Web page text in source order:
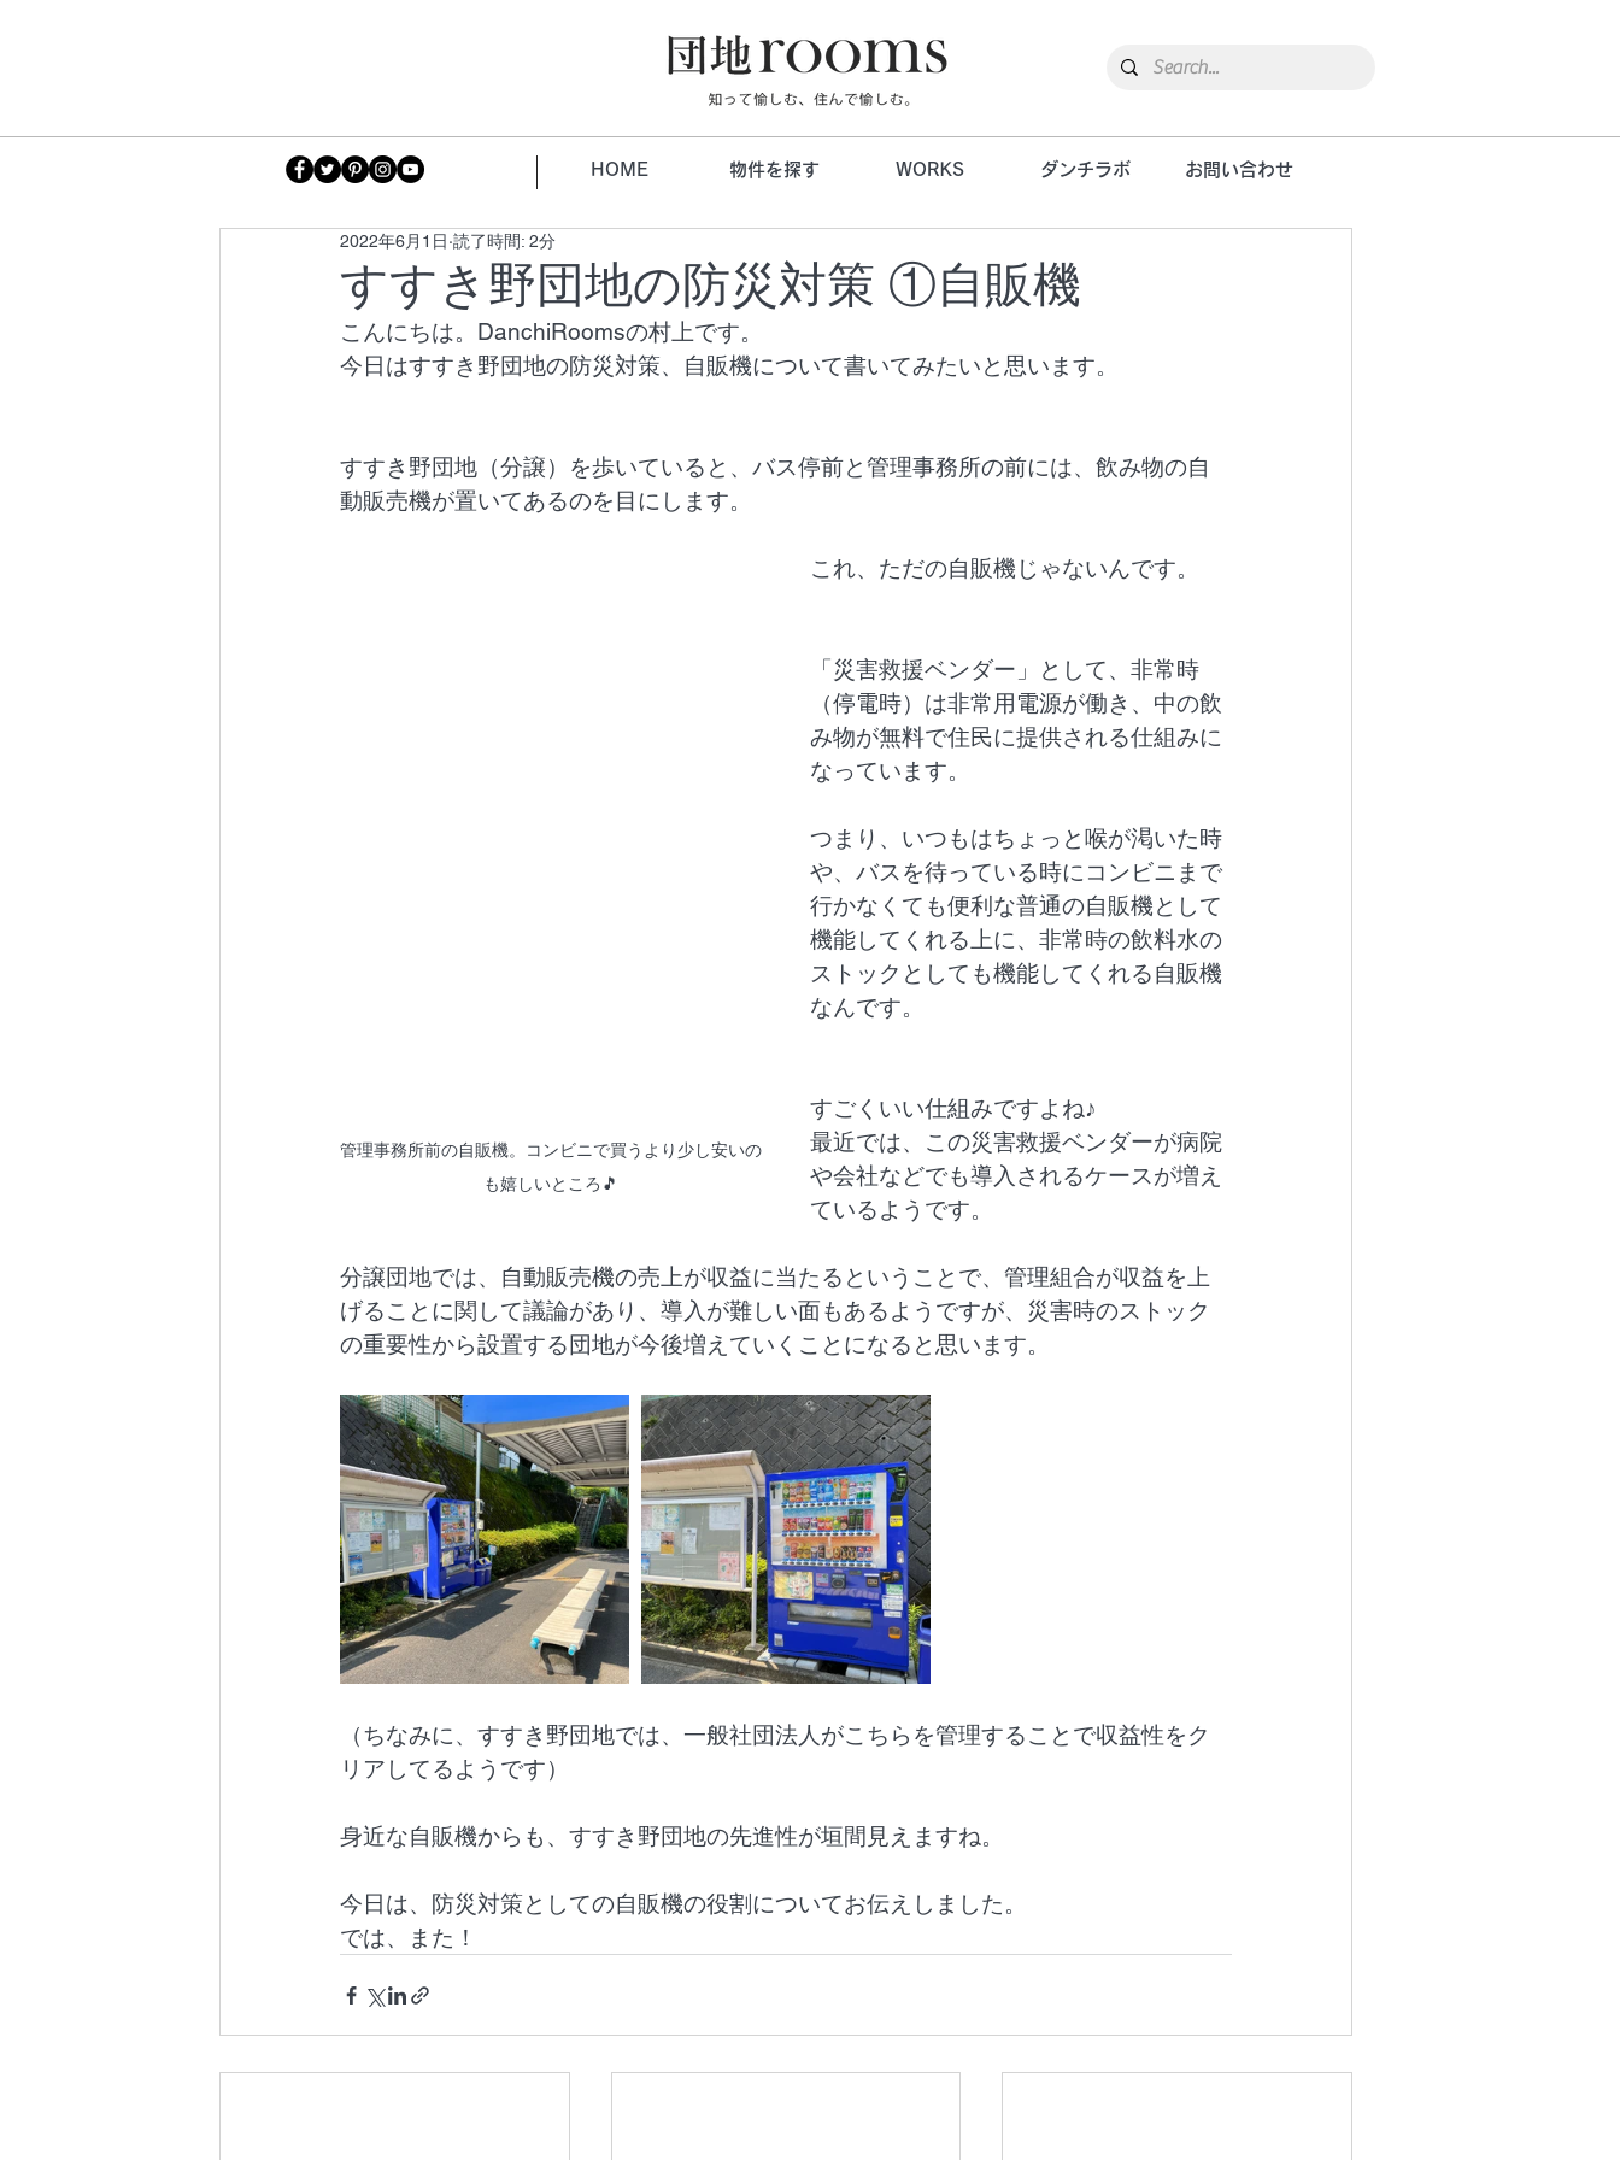
HOME 物件を探す WORKS ダンチラボ お問い合わせ
すすき野団地の防災対策 ①自販機
2022年6月1日 読了時間: 2分
こんにちは。DanchiRoomsの村上です。
今日はすすき野団地の防災対策、自販機について書いてみたいと思います。
すすき野団地（分譲）を歩いていると、バス停前と管理事務所の前には、飲み物の自
動販売機が置いてあるのを目にします。
管理事務所前の自販機。コンビニで買うより少し安いの
も嬉しいところ🎵
これ、ただの自販機じゃないんです。
「災害救援ベンダー」として、非常時
（停電時）は非常用電源が働き、中の飲
み物が無料で住民に提供される仕組みに
なっています。
つまり、いつもはちょっと喉が渇いた時
や、バスを待っている時にコンビニまで
行かなくても便利な普通の自販機として
機能してくれる上に、非常時の飲料水の
ストックとしても機能してくれる自販機
なんです。
すごくいい仕組みですよね♪
最近では、この災害救援ベンダーが病院
や会社などでも導入されるケースが増え
ているようです。
分譲団地では、自動販売機の売上が収益に当たるということで、管理組合が収益を上
げることに関して議論があり、導入が難しい面もあるようですが、災害時のストック
の重要性から設置する団地が今後増えていくことになると思います。
（ちなみに、すすき野団地では、一般社団法人がこちらを管理することで収益性をク
リアしてるようです）
身近な自販機からも、すすき野団地の先進性が垣間見えますね。
今日は、防災対策としての自販機の役割についてお伝えしました。
では、また！